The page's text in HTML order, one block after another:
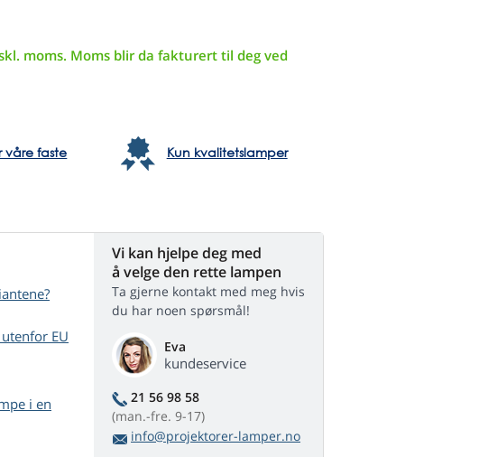
moms. Moms blir da fakturert til deg ved
våre faste
Kun kvalitetslamper
EU
i en
Vi kan hjelpe deg med
å velge den rette lampen
Ta gjerne kontakt med meg hvis
du har noen spørsmål!
Eva
kundeservice
21 56 98 58
(man.-fre. 9-17)
info@projektorer-lamper.no